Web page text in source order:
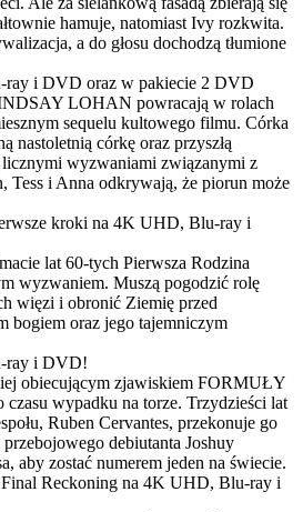
hamuje, natomiast Ivy rozkwita.
a do głosu dochodzą tłumione
ray i DVD oraz w pakiecie 2 DVD
LOHAN powracają w rolach
sequelu kultowego filmu. Córka
nastoletnią córkę oraz przyszłą
licznymi wyzwaniami związanymi z
Tess i Anna odkrywają, że piorun może
kroki na 4K UHD, Blu-ray i
lat 60-tych Pierwsza Rodzina
wyzwaniem. Muszą pogodzić rolę
więzi i obronić Ziemię przed
bogiem oraz jego tajemniczym
ray i DVD!
obiecującym zjawiskiem FORMUŁY
wypadku na torze. Trzydzieści lat
Ruben Cervantes, przekonuje go
debiutanta Joshuy
aby zostać numerem jeden na świecie.
Reckoning na 4K UHD, Blu-ray i